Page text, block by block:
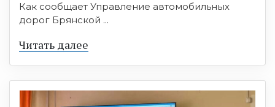
Как сообщает Управление автомобильных
дорог Брянской ...
Читать далее